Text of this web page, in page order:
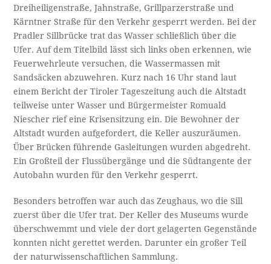
Dreiheiligenstraße, Jahnstraße, Grillparzerstraße und
Kärntner Straße für den Verkehr gesperrt werden. Bei der
Pradler Sillbrücke trat das Wasser schließlich über die
Ufer. Auf dem Titelbild lässt sich links oben erkennen, wie
Feuerwehrleute versuchen, die Wassermassen mit
Sandsäcken abzuwehren. Kurz nach 16 Uhr stand laut
einem Bericht der Tiroler Tageszeitung auch die Altstadt
teilweise unter Wasser und Bürgermeister Romuald
Niescher rief eine Krisensitzung ein. Die Bewohner der
Altstadt wurden aufgefordert, die Keller auszuräumen.
Über Brücken führende Gasleitungen wurden abgedreht.
Ein Großteil der Flussübergänge und die Südtangente der
Autobahn wurden für den Verkehr gesperrt.
Besonders betroffen war auch das Zeughaus, wo die Sill
zuerst über die Ufer trat. Der Keller des Museums wurde
überschwemmt und viele der dort gelagerten Gegenstände
konnten nicht gerettet werden. Darunter ein großer Teil
der naturwissenschaftlichen Sammlung.